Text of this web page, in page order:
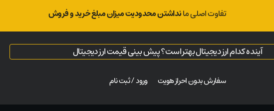
تفاوت اصلی مانداشتن محدودیت میزان مبلغ خرید و فروش
آینده کدام ارز دیجیتال بهتر است؟ پیش بینی قیمت ارز دیجیتال
سفارش بدون احراز هویت ورود / ثبت نام